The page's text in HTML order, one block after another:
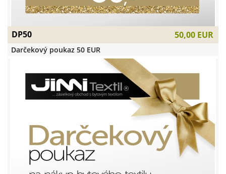
DP50 50,00 EUR
Darčekový poukaz 50 EUR